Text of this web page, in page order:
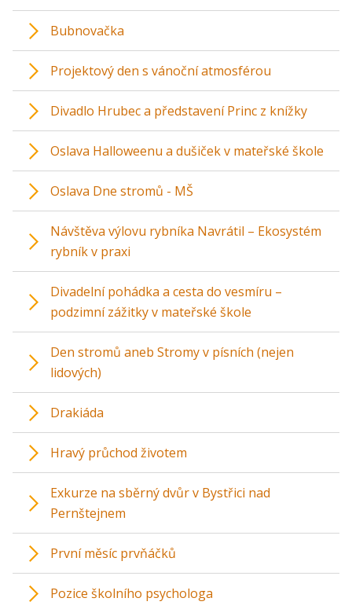
Bubnovačka
Projektový den s vánoční atmosférou
Divadlo Hrubec a představení Princ z knížky
Oslava Halloweenu a dušiček v mateřské škole
Oslava Dne stromů - MŠ
Návštěva výlovu rybníka Navrátil – Ekosystém
rybník v praxi
Divadelní pohádka a cesta do vesmíru –
podzimní zážitky v mateřské škole
Den stromů aneb Stromy v písních (nejen
lidových)
Drakiáda
Hravý průchod životem
Exkurze na sběrný dvůr v Bystřici nad
Pernštejnem
První měsíc prvňáčků
Pozice školního psychologa